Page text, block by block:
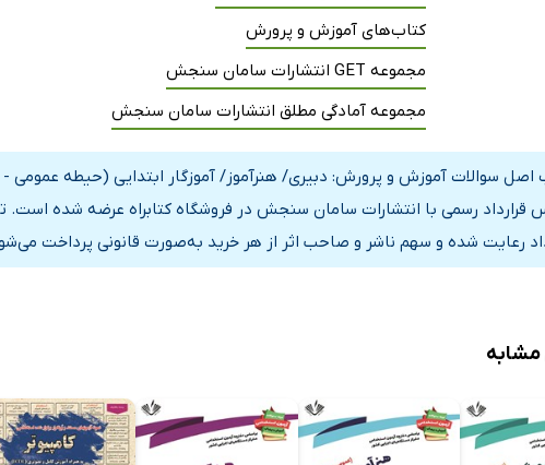
کتاب‌های آموزش و پرورش
مجموعه GET انتشارات سامان سنجش
مجموعه آمادگی مطلق انتشارات سامان سنجش
اصل سوالات آموزش و پرورش: دبیری/ هنرآموز/ آموزگار ابتدایی (حیطه
قرارداد رسمی با انتشارات سامان سنجش در فروشگاه کتابراه عرضه شده است.
رعایت شده و سهم ناشر و صاحب اثر از هر خرید به‌صورت قانونی پرداخت